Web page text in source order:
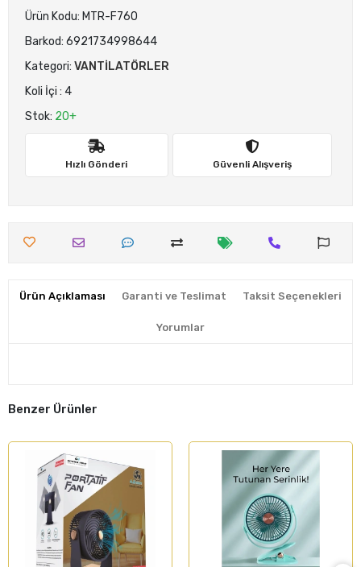
Ürün Kodu: MTR-F760
Barkod: 6921734998644
Kategori: VANTİLATÖRLER
Koli İçi : 4
Stok: 20+
Hızlı Gönderi Güvenli Alışveriş
Ürün Açıklaması Garanti ve Teslimat Taksit Seçenekleri
Yorumlar
Benzer Ürünler